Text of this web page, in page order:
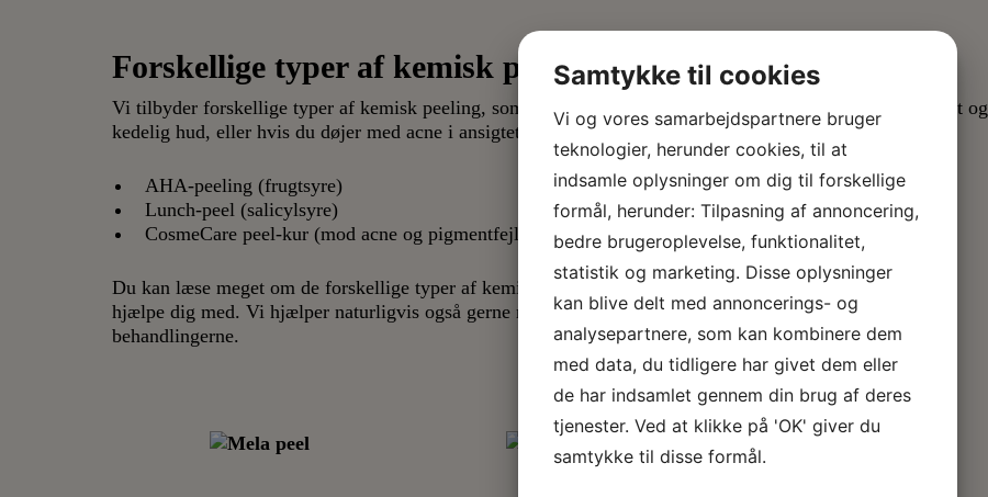
Forskellige typer af kemisk peeling
Vi tilbyder forskellige typer af kemisk peeling, som du med fordel kan vælge mellem, hvis du oplever mat og
kedelig hud, eller hvis du døjer med acne i ansigtet. Herunder hører:
AHA-peeling (frugtsyre)
Lunch-peel (salicylsyre)
CosmeCare peel-kur (mod acne og pigmentfejl)
Du kan læse meget om de forskellige typer af kemisk peel og blive klogere på, hvad de enkelte typer kan
hjælpe dig med. Vi hjælper naturligvis også gerne med opklaring, hvis der skulle være spørgsmål til
behandlingerne.
Samtykke til cookies
Vi og vores samarbejdspartnere bruger
teknologier, herunder cookies, til at
indsamle oplysninger om dig til forskellige
formål, herunder: Tilpasning af annoncering,
bedre brugeroplevelse, funktionalitet,
statistik og marketing. Disse oplysninger
kan blive delt med annoncerings- og
analysepartnere, som kan kombinere dem
med data, du tidligere har givet dem eller
de har indsamlet gennem din brug af deres
tjenester. Ved at klikke på 'OK' giver du
samtykke til disse formål.